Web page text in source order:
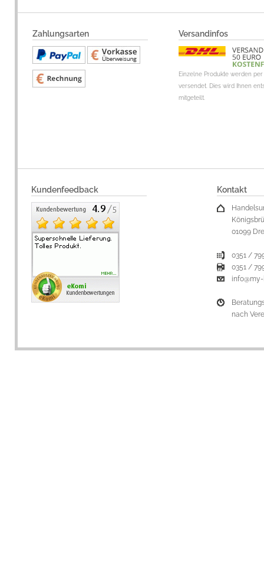
Zahlungsarten Versandinfos
Einzelne Produkte werden per
versendet. Dies wird Ihnen
mitgeteilt.
Kundenfeedback Kontakt
01099
0351 /
0351 /
nach